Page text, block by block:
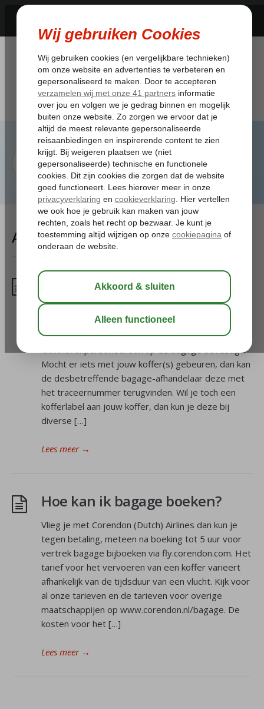
Artikelen Tagged:koffer
Ontvang ik een kofferlabel?
Kofferlabels zijn niet meer nodig omdat je tijdens
het inchecken een traceernummer in je
reisdocument ontvangt, dat het
luchthavenpersoneel ook op de bagage bevestigt.
Mocht er iets met jouw koffer(s) gebeuren, dan kan
de desbetreffende bagage-afhandelaar deze met
het traceernummer terugvinden. Wil je toch een
kofferlabel aan jouw koffer, dan kun je deze bij
diverse […]
Lees meer→
Hoe kan ik bagage boeken?
Vlieg je met Corendon (Dutch) Airlines dan kun je
tegen betaling, meteen na boeking tot 5 uur voor
vertrek bagage bijboeken via fly.corendon.com. Het
tarief voor het vervoeren van een koffer varieert
afhankelijk van de tijdsduur van een vlucht. Kijk voor
al onze tarieven en de tarieven voor overige
maatschappijen op www.corendon.nl/bagage. De
kosten voor het […]
Lees meer→